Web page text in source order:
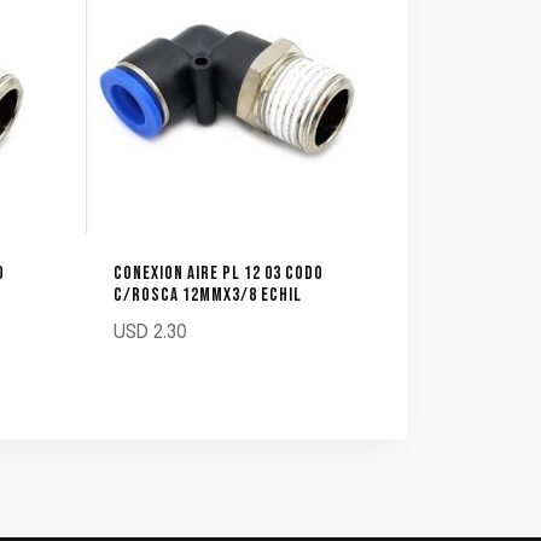
CONEXION AIRE PL 12 03 CODO
C/ROSCA 12MMX3/8 ECHIL
USD 2.30